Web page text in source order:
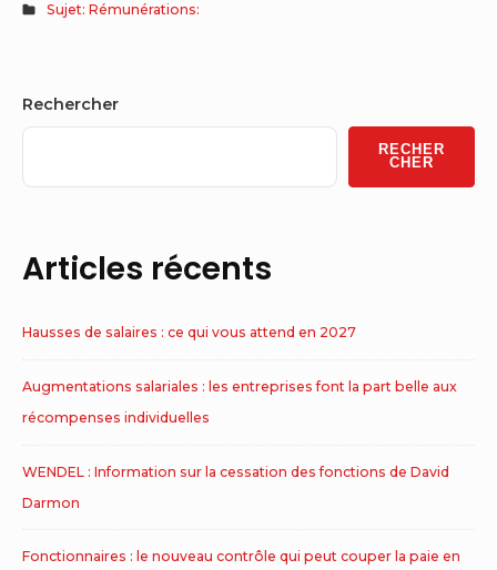
Sujet: Rémunérations:
Sidebar
Widget
Area
Rechercher
RECHER
CHER
Articles récents
Hausses de salaires : ce qui vous attend en 2027
Augmentations salariales : les entreprises font la part belle aux
récompenses individuelles
WENDEL : Information sur la cessation des fonctions de David
Darmon
Fonctionnaires : le nouveau contrôle qui peut couper la paie en